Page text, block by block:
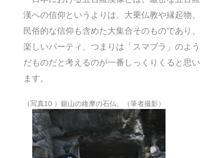
漢への信仰というよりは、大乗仏教や縁起物、
民俗的な信仰も含めた大集合そのものであり、
楽しいパーティ、つまりは「スマブラ」のよう
だものだと考えるのが一番しっくりくると思い
ます。
（写真10 ）鋸山の維摩の石仏。（筆者撮影）